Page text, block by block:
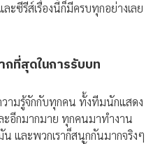
ซีรีส์เรื่องนี้ก็มีครบทุกอย่างเลย
ที่สุดในการรับบท
ามรู้จักกับทุกคน ทั้งทีมนักแสดง
ะอีกมากมาย ทุกคนมาทำงาน
และพวกเราก็สนุกกันมากจริงๆ